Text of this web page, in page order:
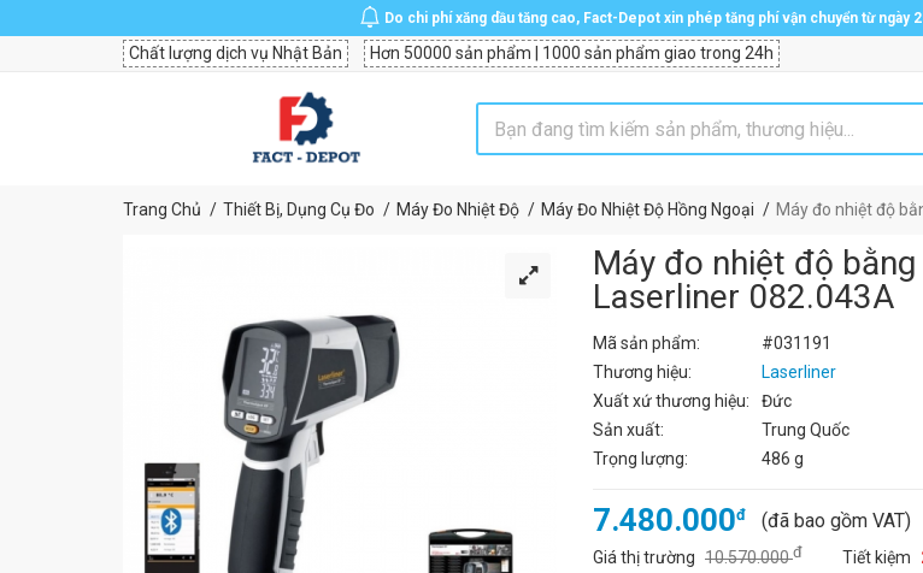
Do chi phí xăng dầu tăng cao, Fact-Depot xin phép tăng phí vận chuyển từ
Chất lượng dịch vụ Nhật Bản Hơn 50000 sản phẩm | 1000 sản phẩm giao trong 24h
Trang Chủ Thiết Bị, Dụng Cụ Đo Máy Đo Nhiệt Độ Máy Đo Nhiệt Độ Hồng Ngoại Máy đo nhiệt độ
Máy đo nhiệt độ
Laserliner 082.043A
Mã sản phẩm:
#031191
Thương hiệu:
Laserliner
Xuất xứ thương hiệu:
Đức
Sản xuất:
Trung Quốc
Trọng lượng:
486 g
7.480.000đ (đã bao gồm VAT)
Giá thị trường 10.570.000đ Tiết kiệm